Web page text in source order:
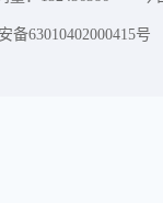
备63010402000415号